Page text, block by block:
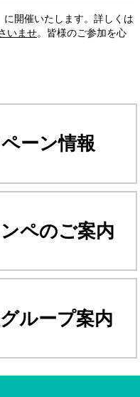
開催いたします。詳しくは
いませ。皆様のご参加を心
ーン情報
ペのご案内
ループ案内